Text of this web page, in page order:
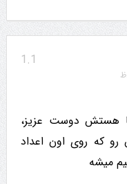
1.1
هستش دوست عزیز،
که روی اون اعداد
میشه